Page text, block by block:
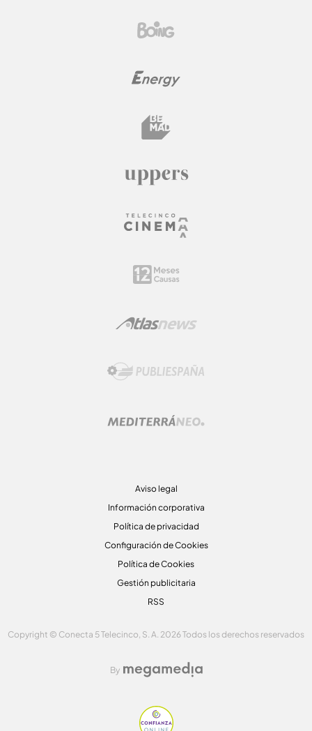
Aviso legal
Información corporativa
Política de privacidad
Configuración de Cookies
Política de Cookies
Gestión publicitaria
RSS
Copyright © Conecta 5 Telecinco, S. A. 2026 Todos los derechos reservados
By